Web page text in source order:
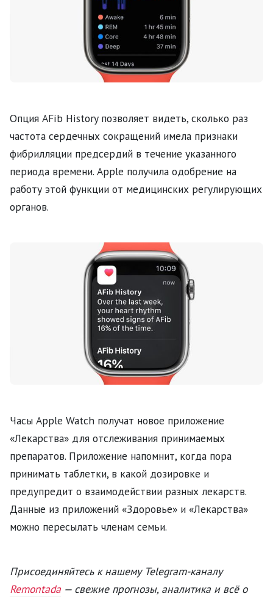
Опция AFib History позволяет видеть, сколько раз
частота сердечных сокращений имела признаки
фибрилляции предсердий в течение указанного
периода времени. Apple получила одобрение на
работу этой функции от медицинских регулирующих
органов.
Часы Apple Watch получат новое приложение
«Лекарства» для отслеживания принимаемых
препаратов. Приложение напомнит, когда пора
принимать таблетки, в какой дозировке и
предупредит о взаимодействии разных лекарств.
Данные из приложений «Здоровье» и «Лекарства»
можно пересылать членам семьи.
Присоединяйтесь к нашему Telegram-каналу
Remontada — свежие прогнозы, аналитика и всё о